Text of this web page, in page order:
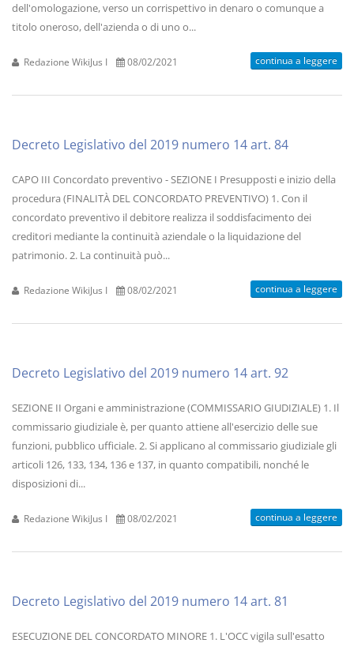
dell'omologazione, verso un corrispettivo in denaro o comunque a
titolo oneroso, dell'azienda o di uno o...
Redazione WikiJus I 08/02/2021 continua a leggere
Decreto Legislativo del 2019 numero 14 art. 84
CAPO III Concordato preventivo - SEZIONE I Presupposti e inizio della
procedura (FINALITÀ DEL CONCORDATO PREVENTIVO) 1. Con il
concordato preventivo il debitore realizza il soddisfacimento dei
creditori mediante la continuità aziendale o la liquidazione del
patrimonio. 2. La continuità può...
Redazione WikiJus I 08/02/2021 continua a leggere
Decreto Legislativo del 2019 numero 14 art. 92
SEZIONE II Organi e amministrazione (COMMISSARIO GIUDIZIALE) 1. Il
commissario giudiziale è, per quanto attiene all'esercizio delle sue
funzioni, pubblico ufficiale. 2. Si applicano al commissario giudiziale gli
articoli 126, 133, 134, 136 e 137, in quanto compatibili, nonché le
disposizioni di...
Redazione WikiJus I 08/02/2021 continua a leggere
Decreto Legislativo del 2019 numero 14 art. 81
ESECUZIONE DEL CONCORDATO MINORE 1. L'OCC vigila sull'esatto